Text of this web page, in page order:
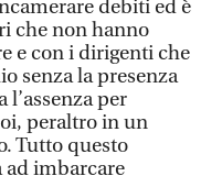
debiti ed è
che non hanno
e con i dirigenti che
senza la presenza
l’assenza per
peraltro in un
Tutto questo
ad imbarcare